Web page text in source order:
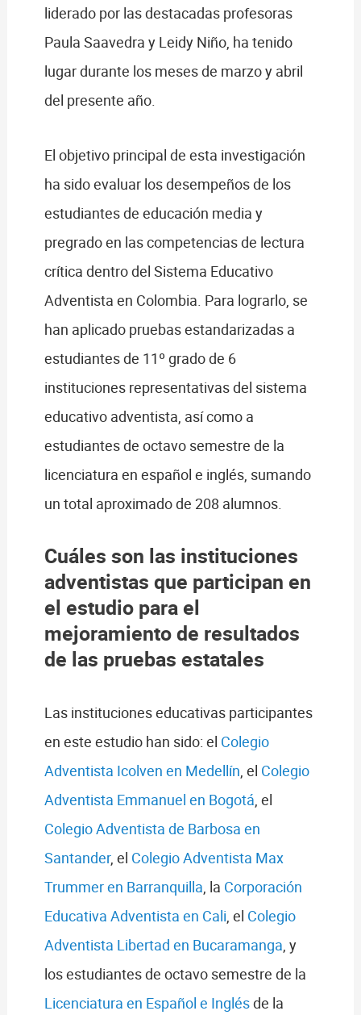
liderado por las destacadas profesoras
Paula Saavedra y Leidy Niño, ha tenido
lugar durante los meses de marzo y abril
del presente año.
El objetivo principal de esta investigación
ha sido evaluar los desempeños de los
estudiantes de educación media y
pregrado en las competencias de lectura
crítica dentro del Sistema Educativo
Adventista en Colombia. Para lograrlo, se
han aplicado pruebas estandarizadas a
estudiantes de 11º grado de 6
instituciones representativas del sistema
educativo adventista, así como a
estudiantes de octavo semestre de la
licenciatura en español e inglés, sumando
un total aproximado de 208 alumnos.
Cuáles son las instituciones
adventistas que participan en
el estudio para el
mejoramiento de resultados
de las pruebas estatales
Las instituciones educativas participantes
en este estudio han sido: el Colegio
Adventista Icolven en Medellín, el Colegio
Adventista Emmanuel en Bogotá, el
Colegio Adventista de Barbosa en
Santander, el Colegio Adventista Max
Trummer en Barranquilla, la Corporación
Educativa Adventista en Cali, el Colegio
Adventista Libertad en Bucaramanga, y
los estudiantes de octavo semestre de la
Licenciatura en Español e Inglésde la